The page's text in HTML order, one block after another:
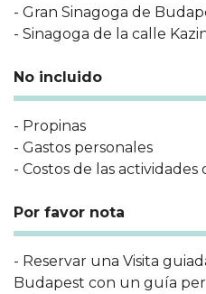
- Gran Sinagoga de
- Sinagoga de la calle
No incluido
- Propinas
- Gastos personales
- Costos de las actividades
Por favor nota
- Reservar una Visita
Budapest con un guía